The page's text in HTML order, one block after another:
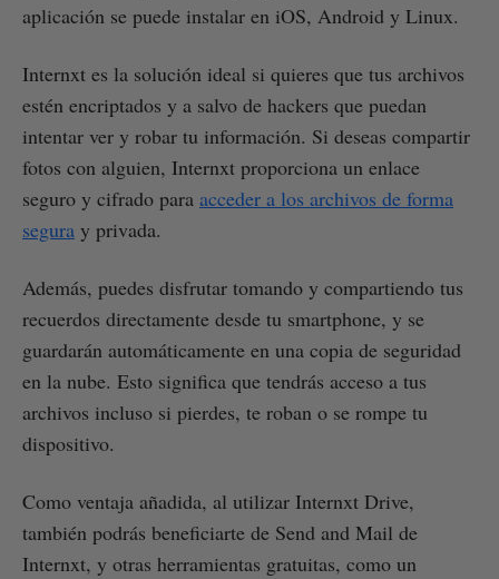
aplicación se puede instalar en iOS, Android y Linux.
Internxt es la solución ideal si quieres que tus archivos
estén encriptados y a salvo de hackers que puedan
intentar ver y robar tu información. Si deseas compartir
fotos con alguien, Internxt proporciona un enlace
seguro y cifrado para acceder a los archivos de forma
segura y privada.
Además, puedes disfrutar tomando y compartiendo tus
recuerdos directamente desde tu smartphone, y se
guardarán automáticamente en una copia de seguridad
en la nube. Esto significa que tendrás acceso a tus
archivos incluso si pierdes, te roban o se rompe tu
dispositivo.
Como ventaja añadida, al utilizar Internxt Drive,
también podrás beneficiarte de Send and Mail de
Internxt, y otras herramientas gratuitas, como un